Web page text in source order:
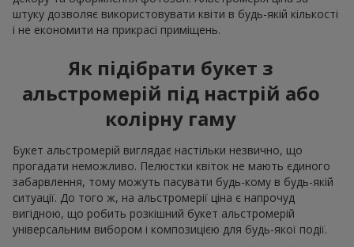
штуку дозволяє використовувати квіти в будь-якій кількості
і не економити на прикрасі приміщень.
Як підібрати букет з
альстромерій під настрій або
колірну гаму
Букет альстромерій виглядає настільки незвично, що
прогадати неможливо. Пелюстки квіток не мають єдиного
забарвлення, тому можуть пасувати будь-кому в будь-якій
ситуації. До того ж, на альстромерії ціна є напрочуд
вигідною, що робить розкішний букет альстромерій
універсальним вибором і композицією для будь-якої події.